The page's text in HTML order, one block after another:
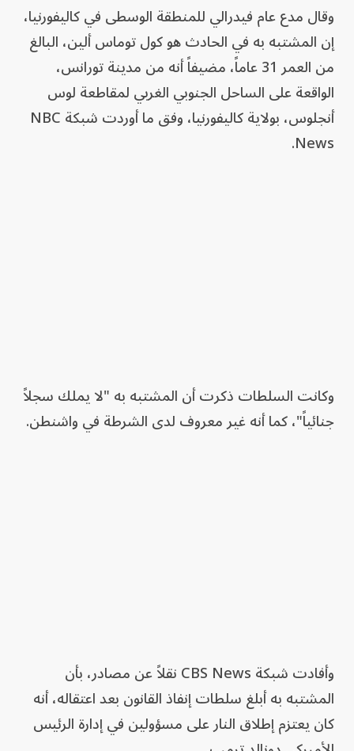
وقال مدع عام فيدرالي للمنطقة الوسطى في كاليفورنيا،
إن المشتبه به في الحادث هو كول توماس ألين، البالغ
من العمر 31 عاماً، مضيفاً أنه من مدينة تورانس،
الواقعة على الساحل الجنوبي الغربي لمقاطعة لوس
أنجلوس، بولاية كاليفورنيا، وفق ما أوردت شبكة NBC
News.
وكانت السلطات ذكرت أن المشتبه به "لا يملك سجلاً
جنائياً"، كما أنه غير معروف لدى الشرطة في واشنطن.
وأفادت شبكة CBS News نقلاً عن مصادر، بأن
المشتبه به أبلغ سلطات إنفاذ القانون بعد اعتقاله، أنه
كان يعتزم إطلاق النار على مسؤولين في إدارة الرئيس